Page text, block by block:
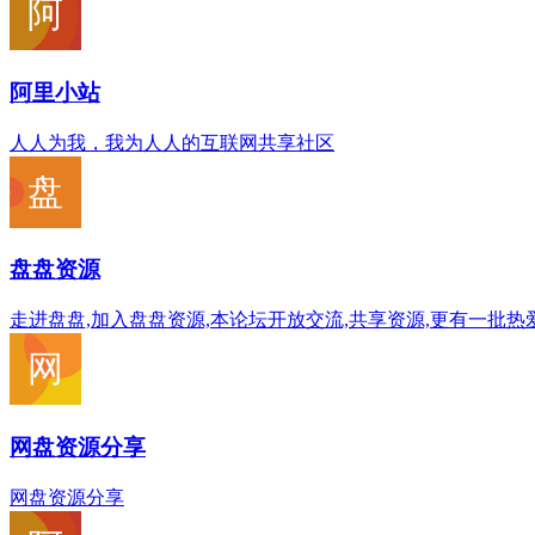
阿里小站
人人为我，我为人人的互联网共享社区
盘盘资源
走进盘盘,加入盘盘资源,本论坛开放交流,共享资源,更有一批热
网盘资源分享
网盘资源分享